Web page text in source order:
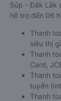
Súp - Đắk Lắk
hỗ trợ đến 06
Thanh
siêu thị
Thanh
Card,
Thanh
tuyến
Thanh